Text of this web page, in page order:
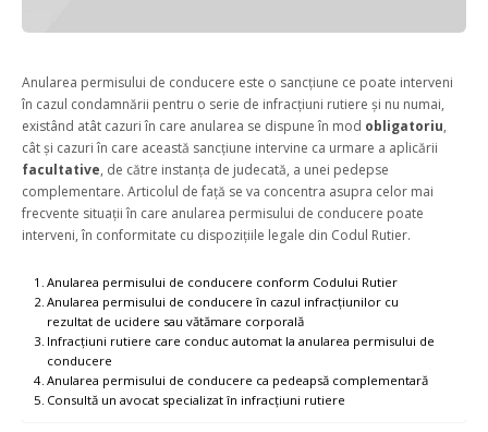
Anularea permisului de conducere este o sancțiune ce poate interveni
în cazul condamnării pentru o serie de infracțiuni rutiere și nu numai,
existând atât cazuri în care anularea se dispune în mod obligatoriu,
cât și cazuri în care această sancțiune intervine ca urmare a aplicării
facultative, de către instanța de judecată, a unei pedepse
complementare. Articolul de față se va concentra asupra celor mai
frecvente situații în care anularea permisului de conducere poate
interveni, în conformitate cu dispozițiile legale din Codul Rutier.
Anularea permisului de conducere conform Codului Rutier
Anularea permisului de conducere în cazul infracțiunilor cu
rezultat de ucidere sau vătămare corporală
Infracțiuni rutiere care conduc automat la anularea permisului de
conducere
Anularea permisului de conducere ca pedeapsă complementară
Consultă un avocat specializat în infracțiuni rutiere